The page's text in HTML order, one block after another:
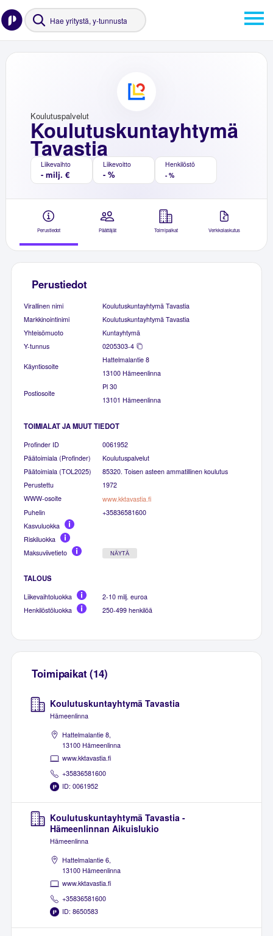
Koulutuskuntayhtymä
Tavastia
Koulutuspalvelut
Liikevaihto
- milj. €
Liikevoitto
- %
Henkilöstö
- %
Perustiedot Päättäjät Toimipaikat Verkkolaskutus
Perustiedot
Virallinen nimi
Koulutuskuntayhtymä Tavastia
Markkinointinimi
Koulutuskuntayhtymä Tavastia
Yhteisömuoto
Kuntayhtymä
Y-tunnus
0205303-4
Käyntiosoite
Hattelmalantie 8
13100 Hämeenlinna
Postiosoite
Pl 30
13101 Hämeenlinna
TOIMIALAT JA MUUT TIEDOT
Profinder ID
0061952
Päätoimiala (Profinder)
Koulutuspalvelut
Päätoimiala (TOL2025)
85320. Toisen asteen ammatillinen koulutus
Perustettu
1972
WWW-osoite
www.kktavastia.fi
Puhelin
+35836581600
Kasvuluokka
Riskiluokka
Maksuviivetieto
NÄYTÄ
TALOUS
Liikevaihtoluokka
2-10 milj. euroa
Henkilöstöluokka
250-499 henkilöä
Toimipaikat (14)
Koulutuskuntayhtymä Tavastia
Hämeenlinna
Hattelmalantie 8,
13100 Hämeenlinna
www.kktavastia.fi
+35836581600
ID: 0061952
Koulutuskuntayhtymä Tavastia -
Hämeenlinnan Aikuislukio
Hämeenlinna
Hattelmalantie 6,
13100 Hämeenlinna
www.kktavastia.fi
+35836581600
ID: 8650583